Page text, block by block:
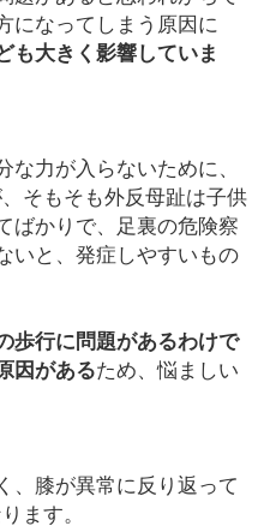
になってしまう原因に
も大きく影響していま
な力が入らないために、
そもそも外反母趾は子供
ばかりで、足裏の危険察
いと、発症しやすいもの
歩行に問題があるわけで
因があるため、悩ましい
、膝が異常に反り返って
ます。